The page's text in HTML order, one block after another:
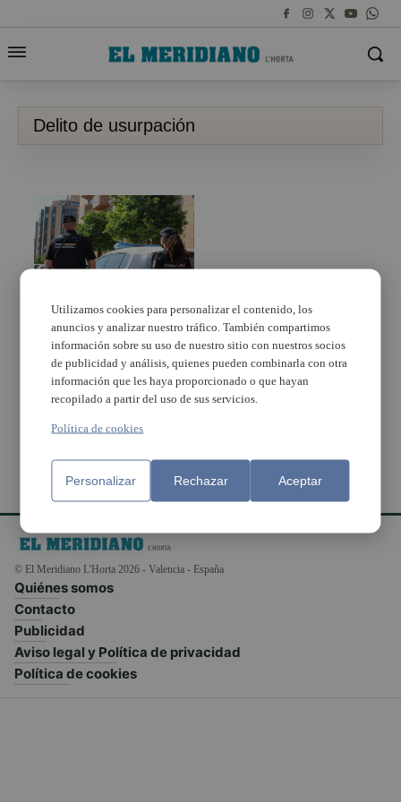
Delito de usurpación
La Policía Nacional
detiene a un hombre
que intentaba financiar
un producto con
documentación falsa
© El Meridiano L'Horta 2026 - Valencia - España
Quiénes somos
Contacto
Publicidad
Aviso legal y Política de privacidad
Política de cookies
Utilizamos cookies para personalizar el contenido, los
anuncios y analizar nuestro tráfico. También compartimos
información sobre su uso de nuestro sitio con nuestros socios
de publicidad y análisis, quienes pueden combinarla con otra
información que les haya proporcionado o que hayan
recopilado a partir del uso de sus servicios.
Política de cookies
Personalizar Rechazar Aceptar